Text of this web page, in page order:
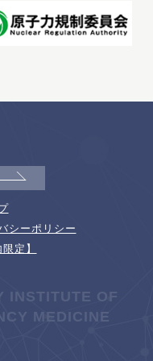
シーポリシー
定】
INSTITUTE OF
MEDICINE